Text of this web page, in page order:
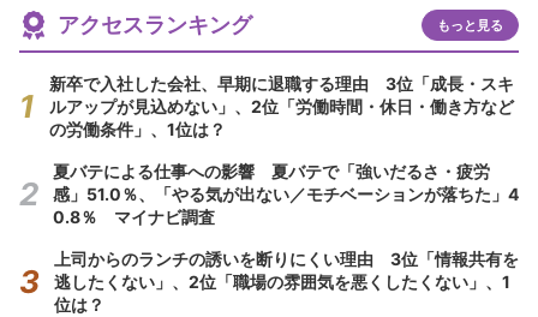
アクセスランキング もっと見る
新卒で入社した会社、早期に退職する理由 3位「成長・スキ
ルアップが見込めない」、2位「労働時間・休日・働き方など
の労働条件」、1位は？
夏バテによる仕事への影響 夏バテで「強いだるさ・疲労
感」51.0％、「やる気が出ない／モチベーションが落ちた」4
0.8％ マイナビ調査
上司からのランチの誘いを断りにくい理由 3位「情報共有を
逃したくない」、2位「職場の雰囲気を悪くしたくない」、1
位は？